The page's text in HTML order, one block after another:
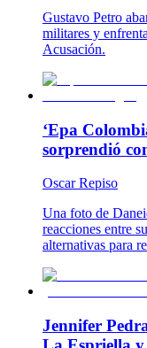
Gustavo Petro
militares y
Acusación.
‘Epa
sorprendió
Oscar Repiso
Una foto de
reacciones entre
alternativas para
Jennifer